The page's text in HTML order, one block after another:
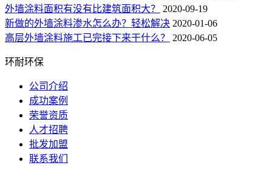
外墙涂料面积有没有比建筑面积大？
2020-09-19
新做的外墙涂料渗水怎么办？轻松解决 2020-01-06
高层外墙涂料施工已完接下来干什么？
2020-06-05
环耐环保
公司介绍
成功案例
荣誉资质
人才招聘
批发加盟
联系我们